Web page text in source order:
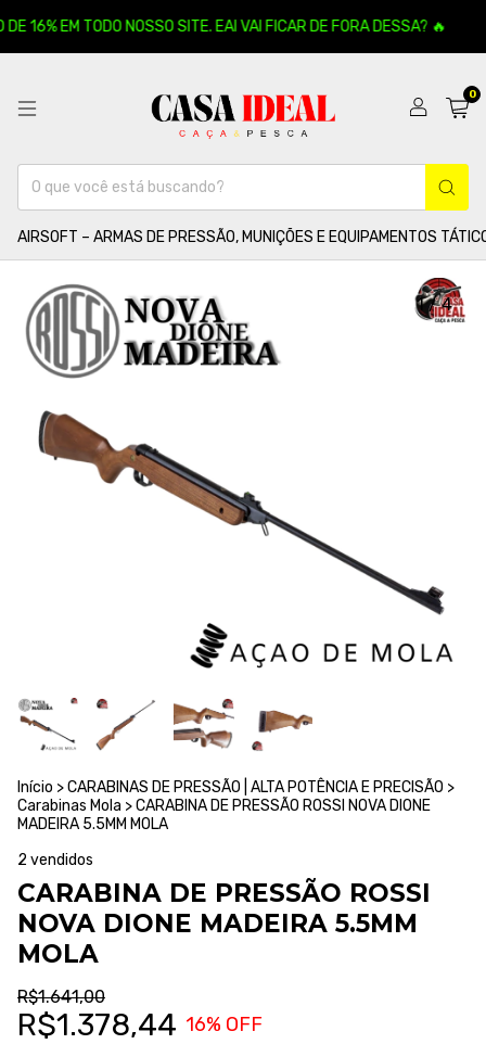
16% EM TODO NOSSO SITE. EAI VAI FICAR DE FORA DESSA? 🔥
0
AIRSOFT – ARMAS DE PRESSÃO, MUNIÇÕES E EQUIPAMENTOS
1/4
Início >CARABINAS DE PRESSÃO | ALTA POTÊNCIA E PRECISÃO >
Carabinas Mola >CARABINA DE PRESSÃO ROSSI NOVA DIONE
MADEIRA 5.5MM MOLA
2 vendidos
CARABINA DE PRESSÃO ROSSI
NOVA DIONE MADEIRA 5.5MM
MOLA
R$1.641,00
R$1.378,44 16% OFF